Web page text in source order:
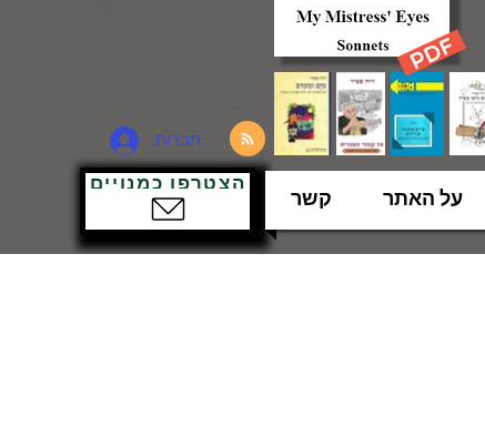
להתחברות
הצטרפו כמנויים
על האתר קשר